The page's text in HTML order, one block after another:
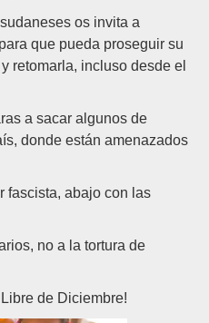
os invita a
que pueda proseguir su
retomarla, incluso desde el
a sacar algunos de
donde están amenazados
fascista, abajo con las
no a la tortura de
de Diciembre!